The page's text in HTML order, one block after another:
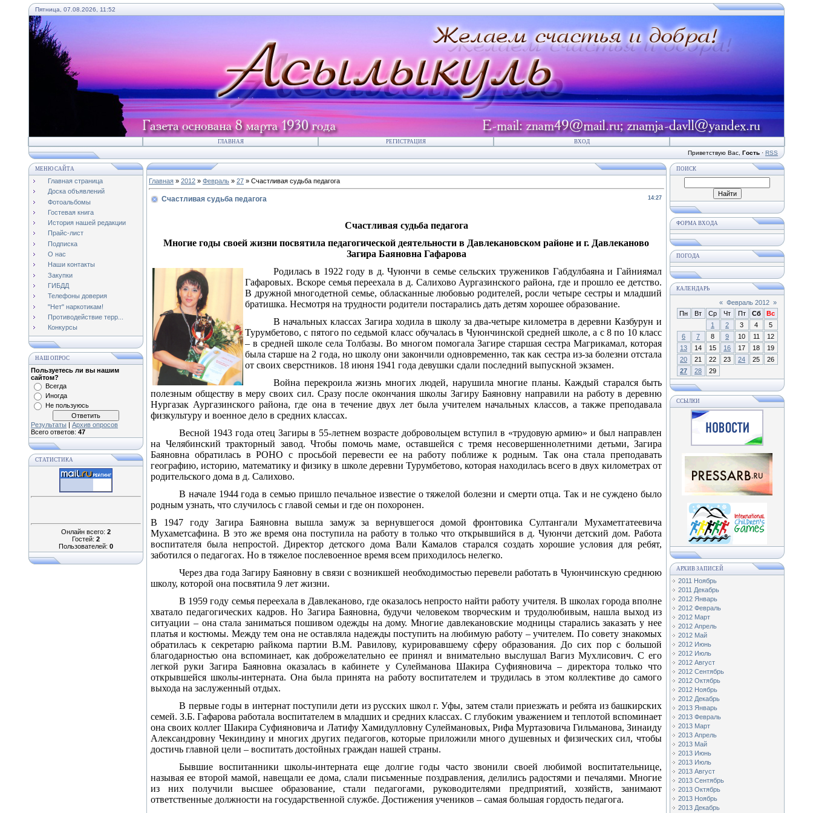
Пятница, 07.08.2026, 11:52
ГЛАВНАЯ РЕГИСТРАЦИЯ ВХОД
Приветствую Вас Гость · RSS
МЕНЮ САЙТА
Главная страница
Доска объявлений
Фотоальбомы
Гостевая книга
История нашей редакции
Прайс-лист
Подписка
О нас
Наши контакты
Закупки
ГИБДД
Телефоны доверия
"Нет" наркотикам!
Противодействие терр...
Конкурсы
НАШ ОПРОС
Пользуетесь ли вы нашим
сайтом?
Всегда
Иногда
Не пользуюсь
Результаты | Архив опросов
Всего ответов: 47
СТАТИСТИКА
Онлайн всего: 2
Гостей: 2
Пользователей: 0
Главная » 2012 » Февраль » 27 » Счастливая судьба педагога
14:27
Счастливая судьба педагога
Счастливая судьба педагога
Многие годы своей жизни посвятила педагогической деятельности в Давлекановском районе и г. Давлеканово
Загира Баяновна Гафарова
Родилась в 1922 году в д. Чуюнчи в семье сельских тружеников Габдулбаяна и Гайниямал
Гафаровых. Вскоре семья переехала в д. Салихово Аургазинского района, где и прошло ее детство.
В дружной многодетной семье, обласканные любовью родителей, росли четыре сестры и младший
братишка. Несмотря на трудности родители постарались дать детям хорошее образование.
В начальных классах Загира ходила в школу за два-четыре километра в деревни Казбурун и
Турумбетово, с пятого по седьмой класс обучалась в Чуюнчинской средней школе, а с 8 по 10 класс
– в средней школе села Толбазы. Во многом помогала Загире старшая сестра Магрикамал, которая
была старше на 2 года, но школу они закончили одновременно, так как сестра из-за болезни отстала
от своих сверстников. 18 июня 1941 года девушки сдали последний выпускной экзамен.
Война перекроила жизнь многих людей, нарушила многие планы. Каждый старался быть
полезным обществу в меру своих сил. Сразу после окончания школы Загиру Баяновну направили на работу в деревню
Нургазак Аургазинского района, где она в течение двух лет была учителем начальных классов, а также преподавала
физкультуру и военное дело в средних классах.
Весной 1943 года отец Загиры в 55-летнем возрасте добровольцем вступил в «трудовую армию» и был направлен
на Челябинский тракторный завод. Чтобы помочь маме, оставшейся с тремя несовершеннолетними детьми, Загира
Баяновна обратилась в РОНО с просьбой перевести ее на работу поближе к родным. Так она стала преподавать
географию, историю, математику и физику в школе деревни Турумбетово, которая находилась всего в двух километрах от
родительского дома в д. Салихово.
В начале 1944 года в семью пришло печальное известие о тяжелой болезни и смерти отца. Так и не суждено было
родным узнать, что случилось с главой семьи и где он похоронен.
В 1947 году Загира Баяновна вышла замуж за вернувшегося домой фронтовика Султангали Мухаметгатеевича
Мухаметсафина. В это же время она поступила на работу в только что открывшийся в д. Чуюнчи детский дом. Работа
воспитателя была непростой. Директор детского дома Вали Камалов старался создать хорошие условия для ребят,
заботился о педагогах. Но в тяжелое послевоенное время всем приходилось нелегко.
Через два года Загиру Баяновну в связи с возникшей необходимостью перевели работать в Чуюнчинскую среднюю
школу, которой она посвятила 9 лет жизни.
В 1959 году семья переехала в Давлеканово, где оказалось непросто найти работу учителя. В школах города вполне
хватало педагогических кадров. Но Загира Баяновна, будучи человеком творческим и трудолюбивым, нашла выход из
ситуации – она стала заниматься пошивом одежды на дому. Многие давлекановские модницы старались заказать у нее
платья и костюмы. Между тем она не оставляла надежды поступить на любимую работу – учителем. По совету знакомых
обратилась к секретарю райкома партии В.М. Равилову, курировавшему сферу образования. До сих пор с большой
благодарностью она вспоминает, как доброжелательно ее принял и внимательно выслушал Вагиз Мухлисович. С его
легкой руки Загира Баяновна оказалась в кабинете у Сулейманова Шакира Суфияновича – директора только что
открывшейся школы-интерната. Она была принята на работу воспитателем и трудилась в этом коллективе до самого
выхода на заслуженный отдых.
В первые годы в интернат поступили дети из русских школ г. Уфы, затем стали приезжать и ребята из башкирских
семей. З.Б. Гафарова работала воспитателем в младших и средних классах. С глубоким уважением и теплотой вспоминает
она своих коллег Шакира Суфияновича и Латифу Хамидулловну Сулеймановых, Рифа Муртазовича Гильманова, Зинаиду
Александровну Чекиндину и многих других педагогов, которые приложили много душевных и физических сил, чтобы
достичь главной цели – воспитать достойных граждан нашей страны.
Бывшие воспитанники школы-интерната еще долгие годы часто звонили своей любимой воспитательнице,
называя ее второй мамой, навещали ее дома, слали письменные поздравления, делились радостями и печалями. Многие
из них получили высшее образование, стали педагогами, руководителями предприятий, хозяйств, занимают
ответственные должности на государственной службе. Достижения учеников – самая большая гордость педагога.
ПОИСК
ФОРМА ВХОДА
ПОГОДА
КАЛЕНДАРЬ
« Февраль 2012 »
Пн
Вт Ср Чт Пт Сб
Вс
1
2 3 4
5
6
7 8 9 10 11
12
13
14 15 16 17 18
19
20
21 22 23 24 25
26
27
28 29
ССЫЛКИ
АРХИВ ЗАПИСЕЙ
2011 Ноябрь
2011 Декабрь
2012 Январь
2012 Февраль
2012 Март
2012 Апрель
2012 Май
2012 Июнь
2012 Июль
2012 Август
2012 Сентябрь
2012 Октябрь
2012 Ноябрь
2012 Декабрь
2013 Январь
2013 Февраль
2013 Март
2013 Апрель
2013 Май
2013 Июнь
2013 Июль
2013 Август
2013 Сентябрь
2013 Октябрь
2013 Ноябрь
2013 Декабрь